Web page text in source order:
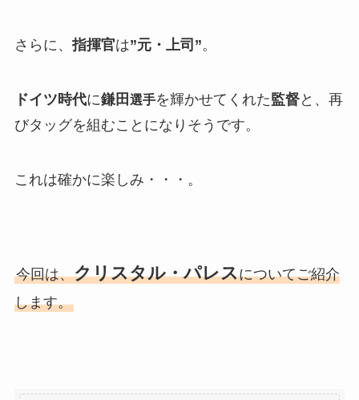
さらに、 指揮官は”元・上司”。
ドイツ時代に鎌田 選手を輝かせてくれた監督と、再
びタッグを組むことになりそうです。
これは確かに楽しみ・・・。
今回は、クリスタル・パレスについてご紹介
します。